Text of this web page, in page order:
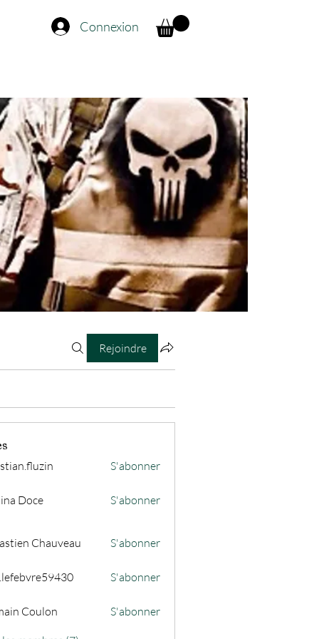
Connexion
Rejoindre
S'abonner
Doce S'abonner
Chauveau S'abonner
S'abonner
Coulon S'abonner